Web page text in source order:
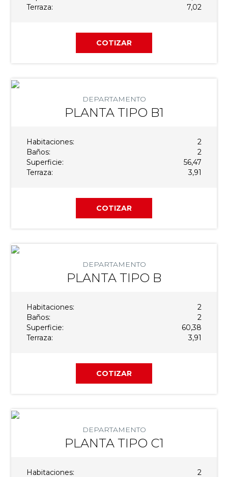
Terraza:
7,02
COTIZAR
DEPARTAMENTO
PLANTA TIPO B1
Habitaciones:
2
Baños:
2
Superficie:
56,47
Terraza:
3,91
COTIZAR
DEPARTAMENTO
PLANTA TIPO B
Habitaciones:
2
Baños:
2
Superficie:
60,38
Terraza:
3,91
COTIZAR
DEPARTAMENTO
PLANTA TIPO C1
Habitaciones:
2